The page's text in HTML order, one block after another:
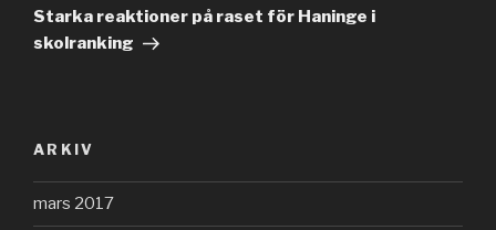
inlägg
Starka reaktioner på raset för Haninge i
skolranking
ARKIV
mars 2017